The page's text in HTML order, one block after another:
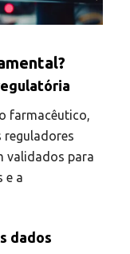
farmacêutico,
reguladores
validados para
e a
dados